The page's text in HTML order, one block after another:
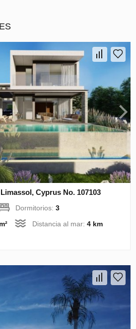
Cyprus No. 107103
Dormitorios:3
Distancia al mar:4 km